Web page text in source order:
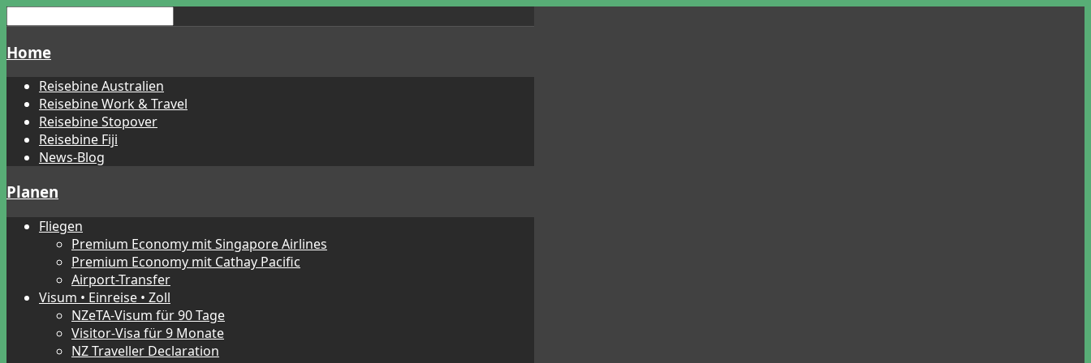
Home
Reisebine Australien
Reisebine Work & Travel
Reisebine Stopover
Reisebine Fiji
News-Blog
Planen
Fliegen
Premium Economy mit Singapore Airlines
Premium Economy mit Cathay Pacific
Airport-Transfer
Visum • Einreise • Zoll
NZeTA-Visum für 90 Tage
Visitor-Visa für 9 Monate
NZ Traveller Declaration